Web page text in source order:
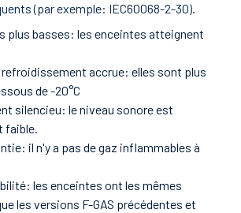
UWS
France
India
China
(par exemple: IEC60068-2-30).
plus basses: les enceintes atteignent
accrue: elles sont plus
de -20°C
silencieu: le niveau sonore est
faible.
il n'y a pas de gaz inflammables à
les enceintes ont les mêmes
les versions F-GAS précédentes et